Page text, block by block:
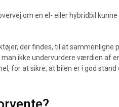
om en el- eller hybridbil kunne
der findes, til at sammenligne
ikke undervurdere værdien af
for at sikre, at bilen er i god stand